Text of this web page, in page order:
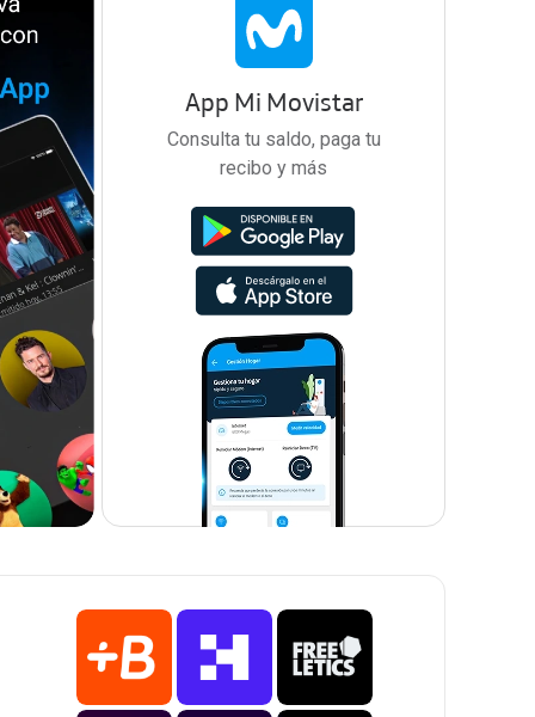
App Mi Movistar
Consulta tu saldo, paga tu
recibo y más